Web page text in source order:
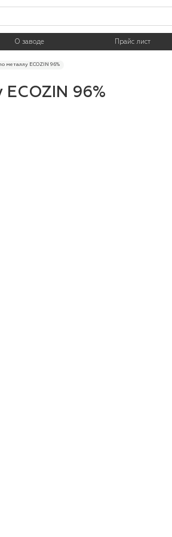
О заводе Прайс лист
ECOZIN 96%
96%